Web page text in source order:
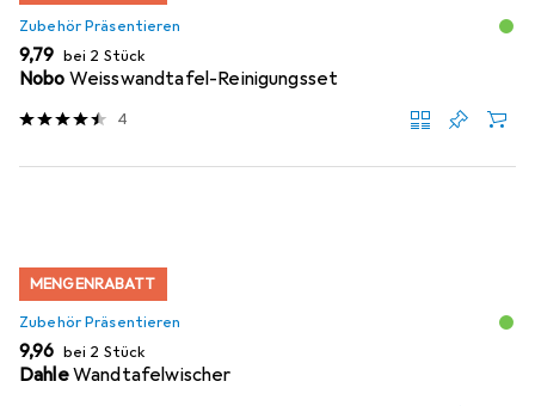
Zubehör Präsentieren
EUR
9,79 bei 2 Stück
Nobo Weisswandtafel-Reinigungsset
4
MENGENRABATT
Zubehör Präsentieren
EUR
9,96 bei 2 Stück
DahleWandtafelwischer